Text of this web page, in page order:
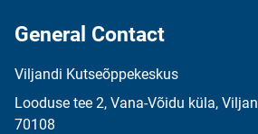
General Contact
Viljandi Kutseõppekeskus
Looduse tee 2, Vana-Võidu küla,
70108